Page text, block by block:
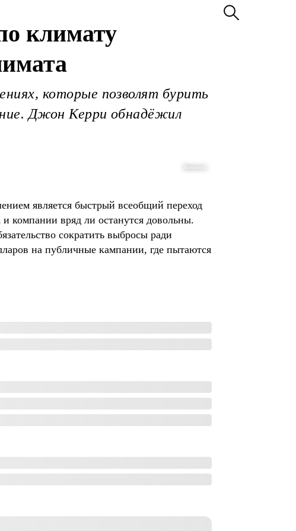
климату
которые позволят бурить
Джон Керри обнадёжил
является быстрый всеобщий переход
компании вряд ли останутся довольны.
сократить выбросы ради
на публичные кампании, где пытаются